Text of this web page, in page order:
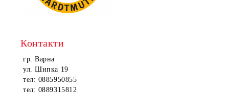
Контакти
гр. Варна
ул. Шипка 19
тел: 0885950855
тел: 0889315812